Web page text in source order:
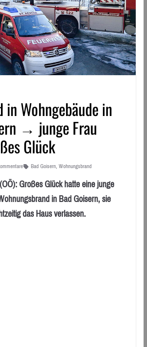
in Wohngebäude in
→ junge Frau
Glück
Bad Goisern, Wohnungsbrand
Großes Glück hatte eine junge
in Bad Goisern, sie
das Haus verlassen.